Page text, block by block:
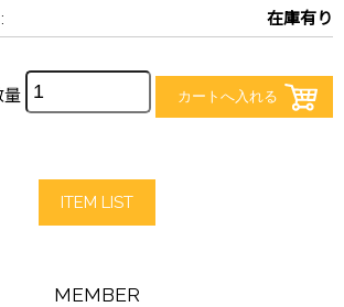
在庫有り
量
ITEM LIST
MEMBER